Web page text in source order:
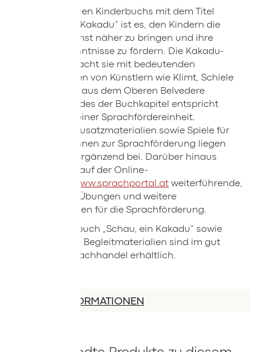
Ziel des neuen Kinderbuchs mit dem Titel
„Schau, ein Kakadu“ ist es, den Kindern die
Welt der Kunst näher zu bringen und ihre
Deutschkenntnisse zu fördern. Die Kakadu-
Titelfigur macht sie mit bedeutenden
Hauptwerken von Künstlern wie Klimt, Schiele
oder Monet aus dem Oberen Belvedere
bekannt. Jedes der Buchkapitel entspricht
außerdem einer Sprachfördereinheit.
Vielfältige Zusatzmaterialien sowie Spiele für
Pädagog/innen zur Sprachförderung liegen
dem Buch ergänzend bei. Darüber hinaus
finden sich auf der Online-
www.sprachportal.at weiterführende,
kostenlose Übungen und weitere
Informationen für die Sprachförderung.
Das Kinderbuch „Schau, ein Kakadu“ sowie
ergänzende Begleitmaterialien sind im gut
sortierten Fachhandel erhältlich.
MEHR INFORMATIONEN